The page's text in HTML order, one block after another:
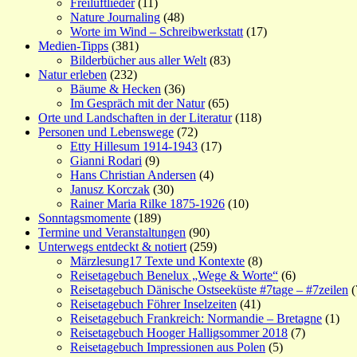
Nature Journaling (48)
Worte im Wind – Schreibwerkstatt (17)
Medien-Tipps (381)
Bilderbücher aus aller Welt (83)
Natur erleben (232)
Bäume & Hecken (36)
Im Gespräch mit der Natur(65)
Orte und Landschaften in der Literatur(118)
Personen und Lebenswege (72)
Etty Hillesum 1914-1943 (17)
Gianni Rodari (9)
Hans Christian Andersen (4)
Janusz Korczak (30)
Rainer Maria Rilke 1875-1926 (10)
Sonntagsmomente (189)
Termine und Veranstaltungen (90)
Unterwegs entdeckt & notiert (259)
Märzlesung17 Texte und Kontexte (8)
Reisetagebuch Benelux „Wege & Worte“ (6)
Reisetagebuch Dänische Ostseeküste #7tage – #7zeilen
Reisetagebuch Föhrer Inselzeiten (41)
Reisetagebuch Frankreich: Normandie – Bretagne (1)
Reisetagebuch Hooger Halligsommer 2018 (7)
Reisetagebuch Impressionen aus Polen (5)